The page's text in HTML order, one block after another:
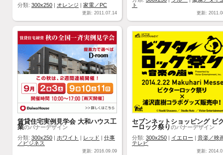
分類: 300x250 オレンジ 家電／PC
更新: 2011.07.14
ト
更新:
賃貸住宅実例見学会 大和ハウス工
業のバナーデザイン
分類: 300x250 ホワイト レッド
仕事
／ビジネス
更新: 2016.09.09
セブンネットショッピング ビ
ーロック祭りのバナーデザイン
分類: 300x250 イエロー
音楽／映
テレビ
更新: